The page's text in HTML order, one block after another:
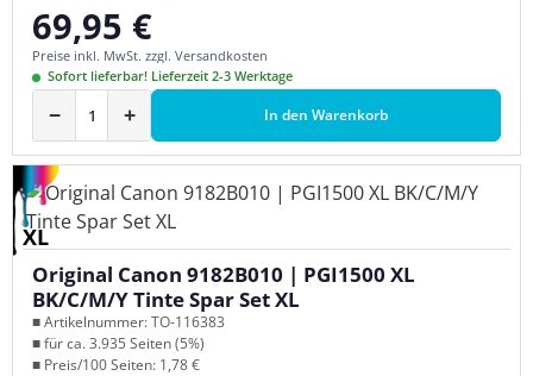
Regulärer Preis:
69,95 €
Preise inkl. MwSt. zzgl. Versandkosten
Sofort lieferbar! Lieferzeit 2-3 Werktage
− + In den Warenkorb
XL
Original Canon 9182B010 | PGI1500 XL
BK/C/M/Y Tinte Spar Set XL
■ Artikelnummer: TO-116383
■ für ca. 3.935 Seiten (5%)
■ Preis/100 Seiten: 1,78 €